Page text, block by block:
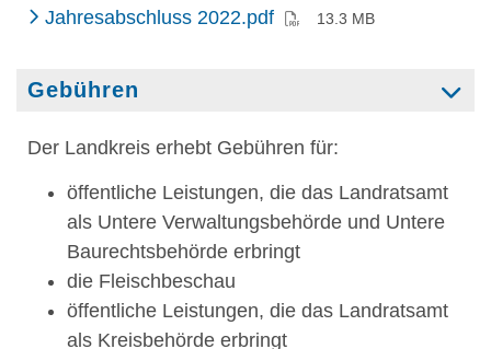
Jahresabschluss 2022.pdf 13.3 MB
Gebühren
Der Landkreis erhebt Gebühren für:
öffentliche Leistungen, die das Landratsamt
als Untere Verwaltungsbehörde und Untere
Baurechtsbehörde erbringt
die Fleischbeschau
öffentliche Leistungen, die das Landratsamt
als Kreisbehörde erbringt